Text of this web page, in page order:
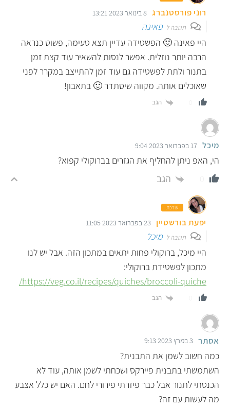
רוני פורסטנברג 8 בינואר 2023 13:21
תגובה לפאינה
היי פאינה 🙂 הפשטידה עדיין תצא טעימה, פשוט כנראה
הרבה יותר נוזלית. אפשר לנסות להשאיר עוד קצת זמן
בתנור ולתת לפשטידה גם עוד זמן להתייצב במקרר לפני
שאוכלים אותה. מקווה שיסתדר 🙂 בתאבון!
הגב
מיכל 17 בפברואר 2023 9:04
הי, האפ ניתן להחליף את הגזרים בברוקולי קפוא?
הגב
עורכת
יפעת בורשטיין 23 בפברואר 2023 11:05
תגובה למיכל
היי מיכל, ברוקולי פחות יתאים במתכון הזה. אבל יש לנו
מתכון לפשטידת ברוקולי:
https://veg.co.il/recipes/quiches/broccoli-quiche/
הגב
אסתר 3 במרץ 2023 9:13
כמה חשוב לשמן את התבנית?
השתמשתי בתבנית פיירקס ושכחתי לשמן אותה, עוד לא
הכנסתי לתנור אבל כבר פיזרתי פירורי לחם. האם יש כלל אצבע
מה לעשות עם זה?